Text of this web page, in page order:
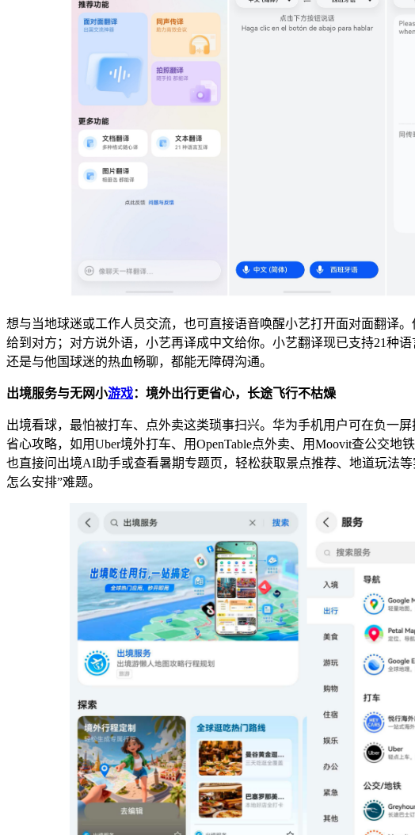
想与当地球迷或工作人员交流，也可直接语音唤醒小艺打开面对面翻译
给到对方；对方说外语，小艺再译成中文给你。小艺翻译现已支持21种语
还是与他国球迷的热血畅聊，都能无障碍沟通。
出境服务与无网小游戏：境外出行更省心，长途飞行不枯燥
出境看球，最怕被打车、点外卖这类琐事扫兴。华为手机用户可在负一
省心攻略，如用Uber境外打车、用OpenTable点外卖、用Moovit查公交地
也直接问出境AI助手或查看暑期专题页，轻松获取景点推荐、地道玩法等
怎么安排”难题。